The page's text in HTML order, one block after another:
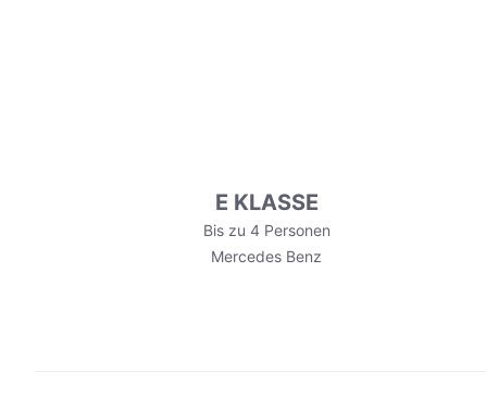
E KLASSE
Bis zu 4 Personen
Mercedes Benz